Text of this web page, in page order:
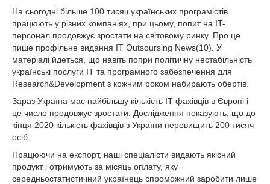
На сьогодні більше 100 тисяч українських програмістів
працюють у різних компаніях, при цьому, попит на IT-
персонал продовжує зростати на світовому ринку. Про це
пише профільне видання IT Outsoursing News(10). У
матеріалі йдеться, що навіть попри політичну нестабільність
українські послуги ІТ та програмного забезпечення для
Research&Development з кожним роком набирають обертів.
Зараз Україна має найбільшу кількість IT-фахівців в Європі і
це число продовжує зростати. Дослідження показують, що до
кінця 2020 кількість фахівців з України перевищить 200 тисяч
осіб.
Працюючи на експорт, наші спеціалісти видають якісний
продукт і отримують за місяць оплату, яку
середньостатистичний українець спроможний заробити лише